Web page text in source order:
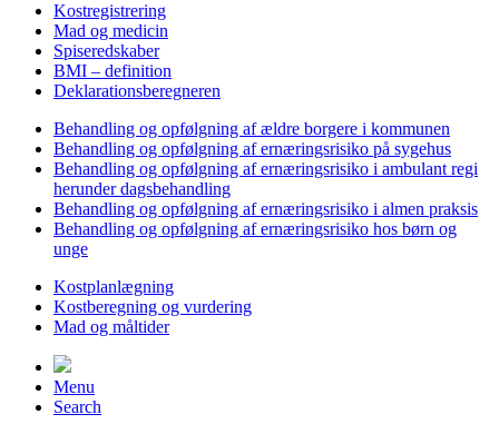
Kostregistrering
Mad og medicin
Spiseredskaber
BMI – definition
Deklarationsberegneren
Behandling og opfølgning af ældre borgere i kommunen
Behandling og opfølgning af ernæringsrisiko på sygehus
Behandling og opfølgning af ernæringsrisiko i ambulant regi
herunder dagsbehandling
Behandling og opfølgning af ernæringsrisiko i almen praksis
Behandling og opfølgning af ernæringsrisiko hos børn og
unge
Kostplanlægning
Kostberegning og vurdering
Mad og måltider
Menu
Search